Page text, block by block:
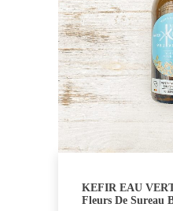
KEFIR EAU
Fleurs De Sureau